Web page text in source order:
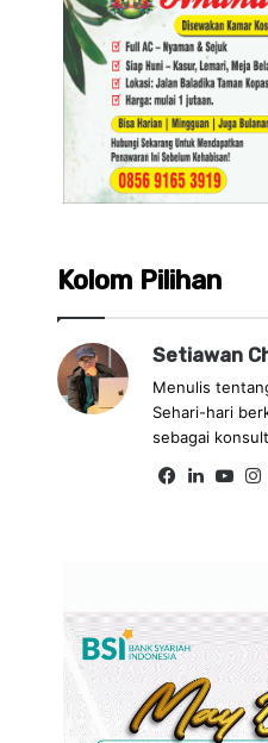
Kolom Pilihan
Setiawan
Menulis
Sehari-hari
sebagai
Fa Lin Yo